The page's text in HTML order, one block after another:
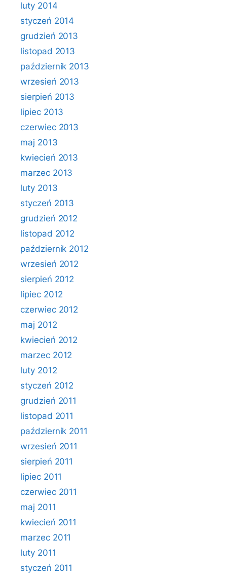
luty 2014
styczeń 2014
grudzień 2013
listopad 2013
październik 2013
wrzesień 2013
sierpień 2013
lipiec 2013
czerwiec 2013
maj 2013
kwiecień 2013
marzec 2013
luty 2013
styczeń 2013
grudzień 2012
listopad 2012
październik 2012
wrzesień 2012
sierpień 2012
lipiec 2012
czerwiec 2012
maj 2012
kwiecień 2012
marzec 2012
luty 2012
styczeń 2012
grudzień 2011
listopad 2011
październik 2011
wrzesień 2011
sierpień 2011
lipiec 2011
czerwiec 2011
maj 2011
kwiecień 2011
marzec 2011
luty 2011
styczeń 2011